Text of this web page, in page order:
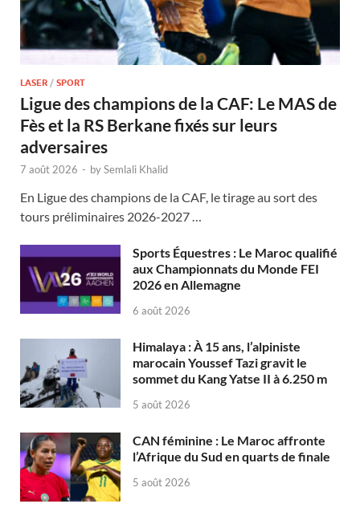
LASER / SPORT
Ligue des champions de la CAF: Le MAS de
Fès et la RS Berkane fixés sur leurs
adversaires
7 août 2026 - bySemlali Khalid
En Ligue des champions de la CAF, le tirage au sort des
tours préliminaires 2026-2027 …
Sports Équestres : Le Maroc qualifié
aux Championnats du Monde FEI
2026 en Allemagne
6 août 2026
Himalaya : À 15 ans, l’alpiniste
marocain Youssef Tazi gravit le
sommet du Kang Yatse II à 6.250 m
5 août 2026
CAN féminine : Le Maroc affronte
l’Afrique du Sud en quarts de finale
5 août 2026